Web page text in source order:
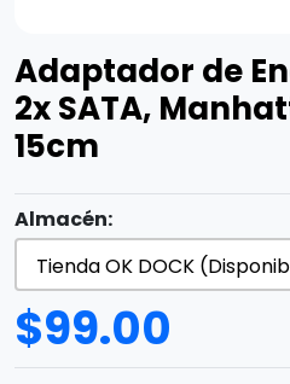
Adaptador de
2x SATA,
15cm
Almacén:
$99.00